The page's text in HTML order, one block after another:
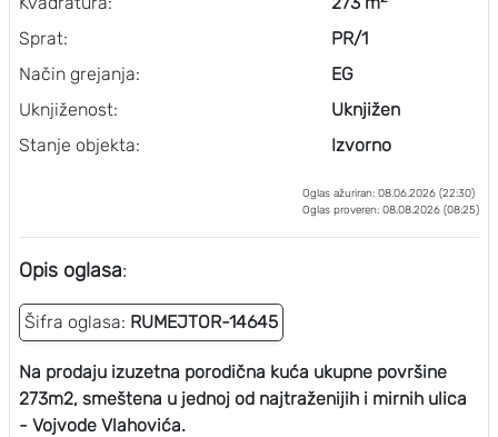
Sprat:
Način grejanja:
Uknjiženost:
Stanje objekta:
PR/1
EG
Uknjižen
Izvorno
Oglas ažuriran: 08.06.2026 (22:30)
Oglas proveren: 08.08.2026 (08:25)
Opis oglasa:
Šifra oglasa: RUMEJTOR-14645
Na prodaju izuzetna porodična kuća ukupne površine
273m2, smeštena u jednoj od najtraženijih i mirnih ulica
- Vojvode Vlahovića.